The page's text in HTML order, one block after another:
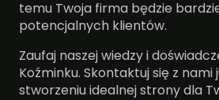
temu Twoja firma będzie
potencjalnych klientów.
Zaufaj naszej wiedzy i
Koźminku. Skontaktuj się z
stworzeniu idealnej strony dla